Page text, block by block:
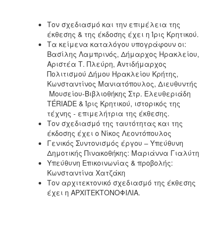
Τον σχεδιασμό και την επιμέλεια της
έκθεσης & της έκδοσης έχει η Ίρις Κρητικού.
Τα κείμενα καταλόγου υπογράφουν οι:
Βασίλης Λαμπρινός, Δήμαρχος Ηρακλείου,
Αριστέα Τ. Πλεύρη, Αντιδήμαρχος
Πολιτισμού Δήμου Ηρακλείου Κρήτης,
Κωνσταντίνος Μανιατόπουλος, Διευθυντής
Μουσείου-Βιβλιοθήκης Στρ. Ελευθεριάδη
TÉRIADE & Ίρις Κρητικού, ιστορικός της
τέχνης - επιμελήτρια της έκθεσης.
Τον σχεδιασμό της ταυτότητας και της
έκδοσης έχει ο Νίκος Λεοντόπουλος
Γενικός Συντονισμός έργου – Υπεύθυνη
Δημοτικής Πινακοθήκης: Μαριάννα Γιαλύτη
Υπεύθυνη Επικοινωνίας & προβολής:
Κωνσταντίνα Χατζάκη
Τον αρχιτεκτονικό σχεδιασμό της έκθεσης
έχει η ΑΡΧΙΤΕΚΤΟΝΟΦΙΛΙΑ.